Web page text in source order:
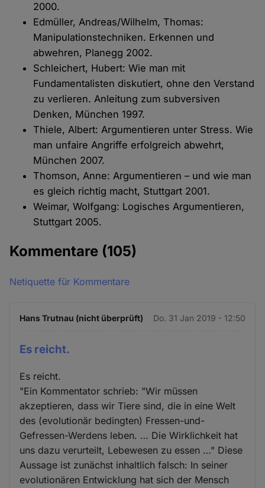
2000.
Edmüller, Andreas/Wilhelm, Thomas:
Manipulationstechniken. Erkennen und
abwehren, Planegg 2002.
Schleichert, Hubert: Wie man mit
Fundamentalisten diskutiert, ohne den Verstand
zu verlieren. Anleitung zum subversiven
Denken, München 1997.
Thiele, Albert: Argumentieren unter Stress. Wie
man unfaire Angriffe erfolgreich abwehrt,
München 2007.
Thomson, Anne: Argumentieren – und wie man
es gleich richtig macht, Stuttgart 2001.
Weimar, Wolfgang: Logisches Argumentieren,
Stuttgart 2005.
Kommentare (105)
Netiquette für Kommentare
Hans Trutnau (nicht überprüft) Do. 31 Jan 2019 - 12:50
Es reicht.
Es reicht.
"Ein Kommentator schrieb: "Wir müssen
akzeptieren, dass wir Tiere sind, die in eine Welt
des (evolutionär bedingten) Fressen-und-
Gefressen-Werdens leben. … Die Wirklichkeit hat
uns dazu verurteilt, Lebewesen zu essen …" Diese
Aussage ist zunächst inhaltlich falsch: In seiner
evolutionären Entwicklung hat sich der Mensch